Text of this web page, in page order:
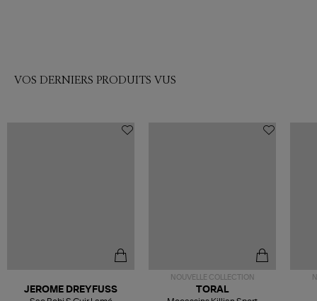
VOS DERNIERS PRODUITS VUS
JEROME DREYFUSS
NOUVELLE COLLECTION
TORAL